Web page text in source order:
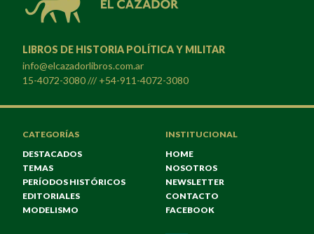
LIBROS DE HISTORIA POLÍTICA Y MILITAR
info@elcazadorlibros.com.ar
15-4072-3080 /// +54-911-4072-3080
CATEGORÍAS
DESTACADOS
TEMAS
PERÍODOS HISTÓRICOS
EDITORIALES
MODELISMO
INSTITUCIONAL
HOME
NOSOTROS
NEWSLETTER
CONTACTO
FACEBOOK